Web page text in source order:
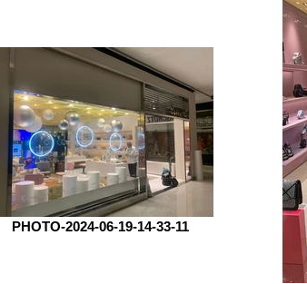
PHOTO-2024-06-19-14-33-11